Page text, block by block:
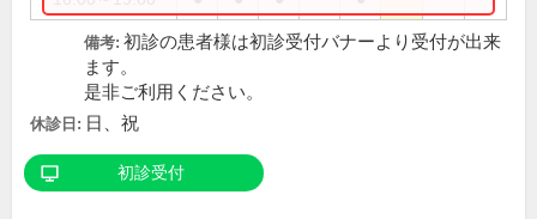
備考: 初診の患者様は初診受付バナーより受付が出来
ます。
是非ご利用ください。
休診日: 日、祝
初診受付